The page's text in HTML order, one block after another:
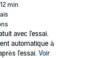
min
avec l'essai.
automatique à
l'essai. Voir